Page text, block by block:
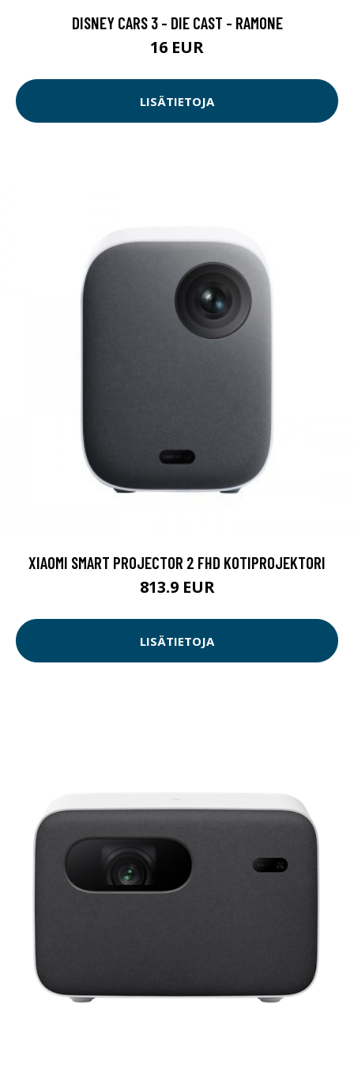
DISNEY CARS 3 - DIE CAST - RAMONE
16 EUR
LISÄTIETOJA
XIAOMI SMART PROJECTOR 2 FHD KOTIPROJEKTORI
813.9 EUR
LISÄTIETOJA